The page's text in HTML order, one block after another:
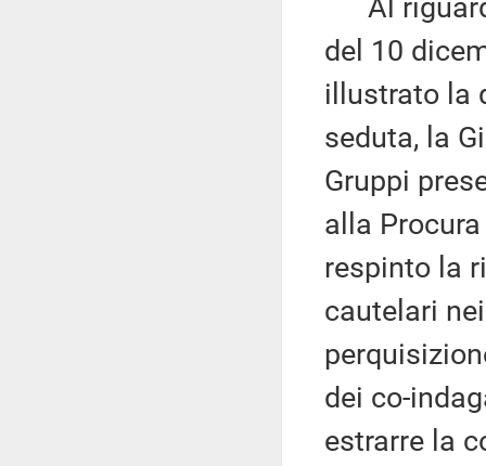
Al
del 10
illustrato la
seduta, la
Gruppi
alla
respinto la
cautelari
dei co-
estrarre la